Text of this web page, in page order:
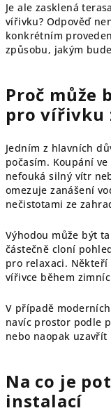
Je ale zasklená
vířivku? Odpověď
konkrétním
způsobu, jakým
Proč může
pro vířivku
Jedním z hlavních
počasím. Koupání
nefouká silný vítr
omezuje zanášení
nečistotami ze
Výhodou může být
částečně cloní
pro relaxaci.
vířivce během
V případě
navíc prostor podle
nebo naopak
Na co je
instalací